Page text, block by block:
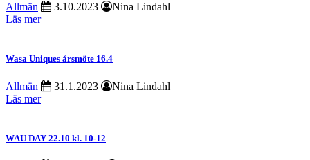
Allmän 3.10.2023
Nina Lindahl
Läs mer
Wasa Uniques årsmöte 16.4
Allmän 31.1.2023
Nina Lindahl
Läs mer
WAU DAY 22.10 kl. 10-12